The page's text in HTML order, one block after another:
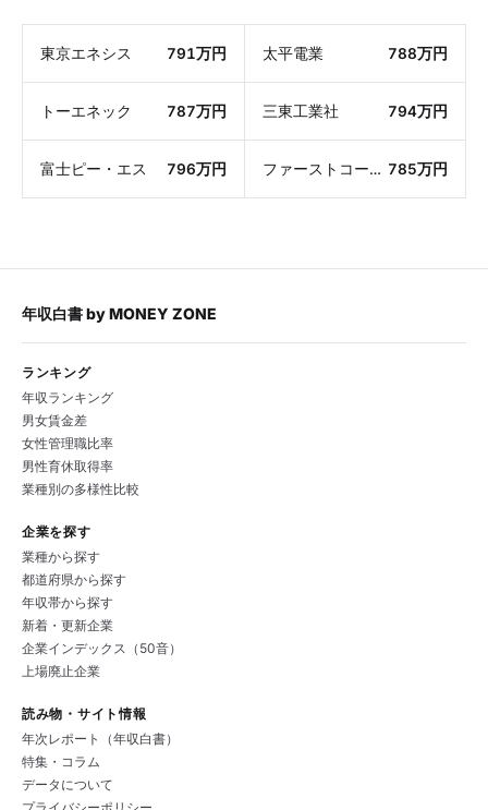
東京エネシス 791万円 太平電業 788万円
トーエネック 787万円 三東工業社 794万円
富士ピー・エス 796万円 ファーストコーポレーション 785万円
年収白書byMONEY ZONE
ランキング
年収ランキング
男女賃金差
女性管理職比率
男性育休取得率
業種別の多様性比較
企業を探す
業種から探す
都道府県から探す
年収帯から探す
新着・更新企業
企業インデックス（50音）
上場廃止企業
読み物・サイト情報
年次レポート（年収白書）
特集・コラム
データについて